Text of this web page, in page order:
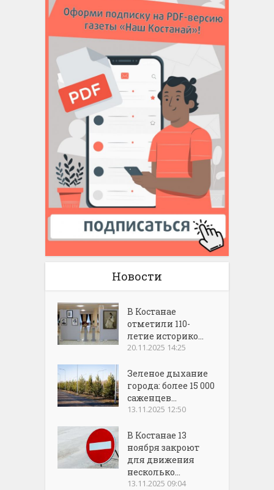
Новости
В Костанае
отметили 110-
летие историко...
20.11.2025 14:25
Зеленое дыхание
города: более 15 000
саженцев...
13.11.2025 12:50
В Костанае 13
ноября закроют
для движения
несколько...
13.11.2025 09:04